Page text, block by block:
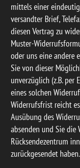
mittels einer
versandter Brief,
diesen Vertrag zu
Muster-
oder uns eine andere
Sie von dieser
unverzüglich (z.B. per
eines solchen
Widerrufsfrist reicht
Ausübung des
absenden und Sie die
Rücksendezentrum
zurückgesendet haben.